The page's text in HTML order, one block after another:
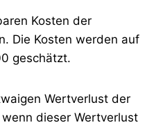
Kosten der
Die Kosten werden auf
geschätzt.
Wertverlust der
dieser Wertverlust